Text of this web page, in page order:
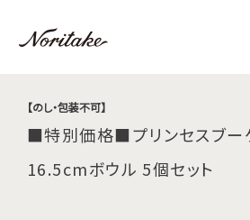
【のし・包装不可】
■特別価格■プリンセスブー
16.5cmボウル 5個セット